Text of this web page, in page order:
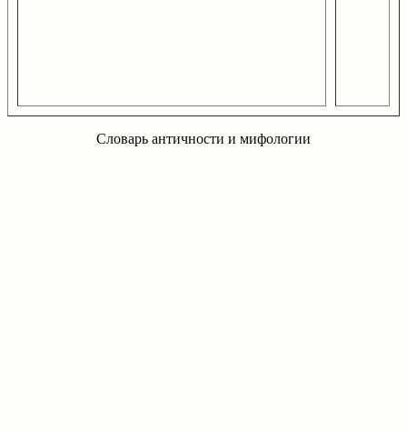
Словарь античности и мифологии